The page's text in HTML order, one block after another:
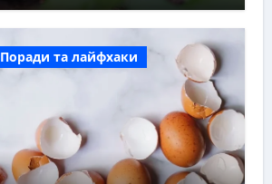
Поради та лайфхаки